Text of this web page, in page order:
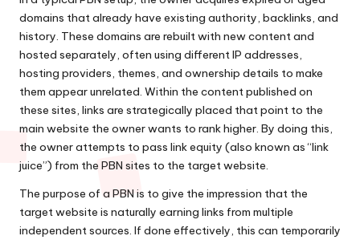
domains that already have existing authority, backlinks, and
history. These domains are rebuilt with new content and
hosted separately, often using different IP addresses,
hosting providers, themes, and ownership details to make
them appear unrelated. Within the content published on
these sites, links are strategically placed that point to the
main website the owner wants to rank higher. By doing this,
the owner attempts to pass link equity (also known as “link
juice”) from the PBN sites to the target website.
The purpose of a PBN is to give the impression that the
target website is naturally earning links from multiple
independent sources. If done effectively, this can temporarily